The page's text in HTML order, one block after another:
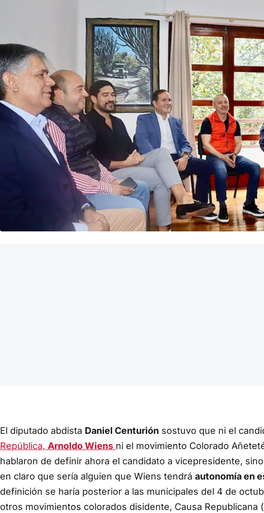
El diputado abdista Daniel Centurión sostuvo que ni el
República, Arnoldo Wiens ni el movimiento Colorado
hablaron de definir ahora el candidato a vicepresidente,
en claro que sería alguien que Wiens tendrá autonomía en
definición se haría posterior a las municipales del 4 de
otros movimientos colorados disidente, Causa Republicana